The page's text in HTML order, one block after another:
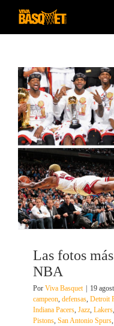
Saltar
Las fotos
NBA
Por Viva Basquet 19
campeon, defensas, Detroit
Indiana Pacers, Jazz, Lakers,
Pistons, San Antonio Spurs,